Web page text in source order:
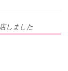
しました